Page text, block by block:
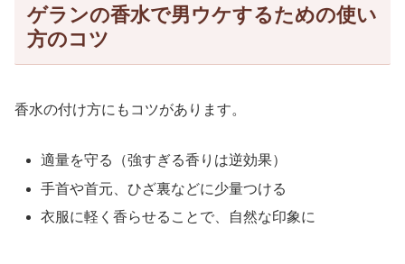
ゲランの香水で男ウケするための使い
方のコツ
香水の付け方にもコツがあります。
適量を守る（強すぎる香りは逆効果）
手首や首元、ひざ裏などに少量つける
衣服に軽く香らせることで、自然な印象に